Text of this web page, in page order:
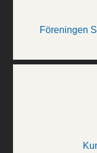
Föreningen